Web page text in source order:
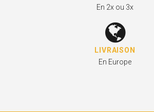
En 2x ou 3x
LIVRAISON
En Europe